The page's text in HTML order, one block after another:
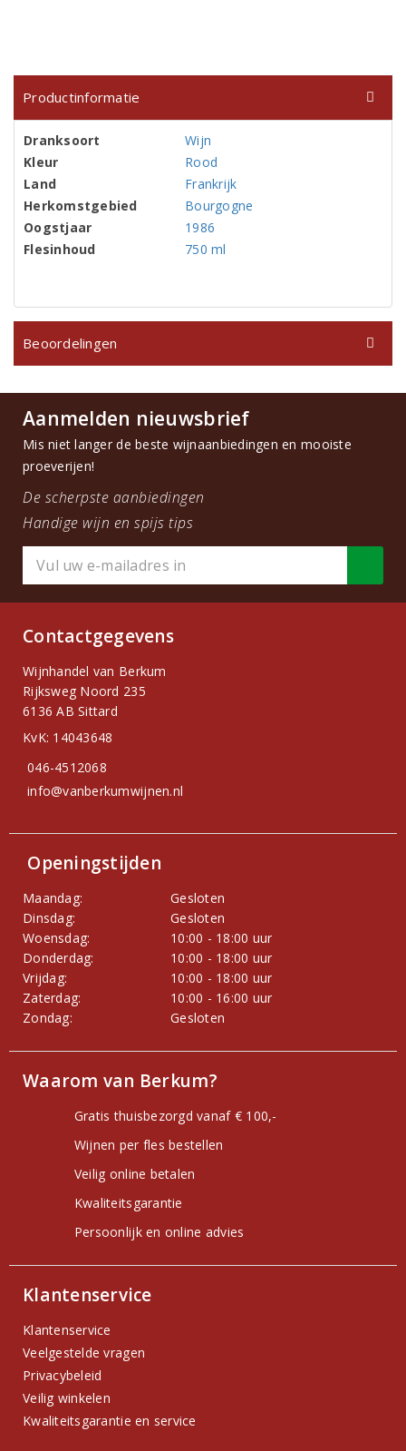
Productinformatie
Dranksoort
Wijn
Kleur
Rood
Land
Frankrijk
Herkomstgebied
Bourgogne
Oogstjaar
1986
Flesinhoud
750 ml
Beoordelingen
Aanmelden nieuwsbrief
Mis niet langer de beste wijnaanbiedingen en mooiste
proeverijen!
De scherpste aanbiedingen
Handige wijn en spijs tips
Contactgegevens
Wijnhandel van Berkum
Rijksweg Noord 235
6136 AB Sittard
KvK: 14043648
046-4512068
info@vanberkumwijnen.nl
Openingstijden
Maandag:
Gesloten
Dinsdag:
Gesloten
Woensdag:
10:00 - 18:00 uur
Donderdag:
10:00 - 18:00 uur
Vrijdag:
10:00 - 18:00 uur
Zaterdag:
10:00 - 16:00 uur
Zondag:
Gesloten
Waarom van Berkum?
Gratis thuisbezorgd vanaf € 100,-
Wijnen per fles bestellen
Veilig online betalen
Kwaliteitsgarantie
Persoonlijk en online advies
Klantenservice
Klantenservice
Veelgestelde vragen
Privacybeleid
Veilig winkelen
Kwaliteitsgarantie en service